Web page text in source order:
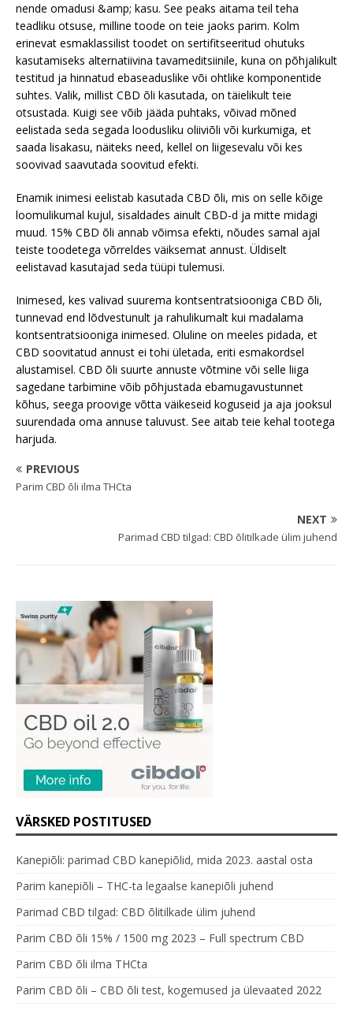
nende omadusi &amp; kasu. See peaks aitama teil teha
teadliku otsuse, milline toode on teie jaoks parim. Kolm
erinevat esmaklassilist toodet on sertifitseeritud ohutuks
kasutamiseks alternatiivina tavameditsiinile, kuna on põhjalikult
testitud ja hinnatud ebaseaduslike või ohtlike komponentide
suhtes. Valik, millist CBD õli kasutada, on täielikult teie
otsustada. Kuigi see võib jääda puhtaks, võivad mõned
eelistada seda segada loodusliku oliiviõli või kurkumiga, et
saada lisakasu, näiteks need, kellel on liigesevalu või kes
soovivad saavutada soovitud efekti.
Enamik inimesi eelistab kasutada CBD õli, mis on selle kõige
loomulikumal kujul, sisaldades ainult CBD-d ja mitte midagi
muud. 15% CBD õli annab võimsa efekti, nõudes samal ajal
teiste toodetega võrreldes väiksemat annust. Üldiselt
eelistavad kasutajad seda tüüpi tulemusi.
Inimesed, kes valivad suurema kontsentratsiooniga CBD õli,
tunnevad end lõdvestunult ja rahulikumalt kui madalama
kontsentratsiooniga inimesed. Oluline on meeles pidada, et
CBD soovitatud annust ei tohi ületada, eriti esmakordsel
alustamisel. CBD õli suurte annuste võtmine või selle liiga
sagedane tarbimine võib põhjustada ebamugavustunnet
kõhus, seega proovige võtta väikeseid koguseid ja aja jooksul
suurendada oma annuse taluvust. See aitab teie kehal tootega
harjuda.
PREVIOUS
Parim CBD õli ilma THCta
NEXT
Parimad CBD tilgad: CBD õlitilkade ülim juhend
VÄRSKED POSTITUSED
Kanepiõli: parimad CBD kanepiõlid, mida 2023. aastal osta
Parim kanepiõli – THC-ta legaalse kanepiõli juhend
Parimad CBD tilgad: CBD õlitilkade ülim juhend
Parim CBD õli 15% / 1500 mg 2023 – Full spectrum CBD
Parim CBD õli ilma THCta
Parim CBD õli – CBD õli test, kogemused ja ülevaated 2022